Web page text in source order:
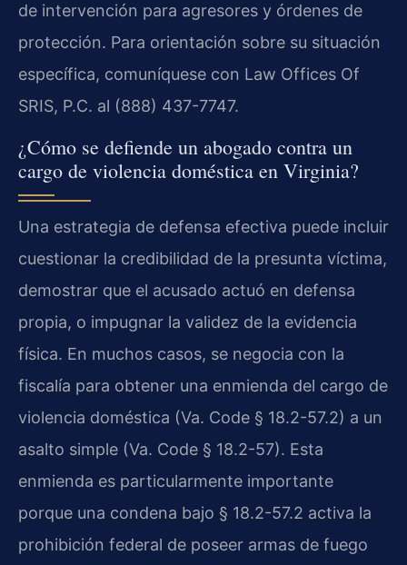
de intervención para agresores y órdenes de
protección. Para orientación sobre su situación
específica, comuníquese con Law Offices Of
SRIS, P.C. al (888) 437-7747.
¿Cómo se defiende un abogado contra un
cargo de violencia doméstica en Virginia?
Una estrategia de defensa efectiva puede incluir
cuestionar la credibilidad de la presunta víctima,
demostrar que el acusado actuó en defensa
propia, o impugnar la validez de la evidencia
física. En muchos casos, se negocia con la
fiscalía para obtener una enmienda del cargo de
violencia doméstica (Va. Code § 18.2-57.2) a un
asalto simple (Va. Code § 18.2-57). Esta
enmienda es particularmente importante
porque una condena bajo § 18.2-57.2 activa la
prohibición federal de poseer armas de fuego